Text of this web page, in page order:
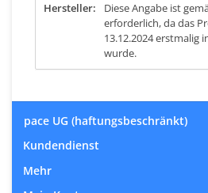
Hersteller:
Diese Angabe ist
erforderlich, da das
13.12.2024 erstmalig
wurde.
pace UG (haftungsbeschränkt)
Kundendienst
Mehr